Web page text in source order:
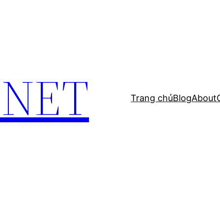
Trang chủBlogAbout